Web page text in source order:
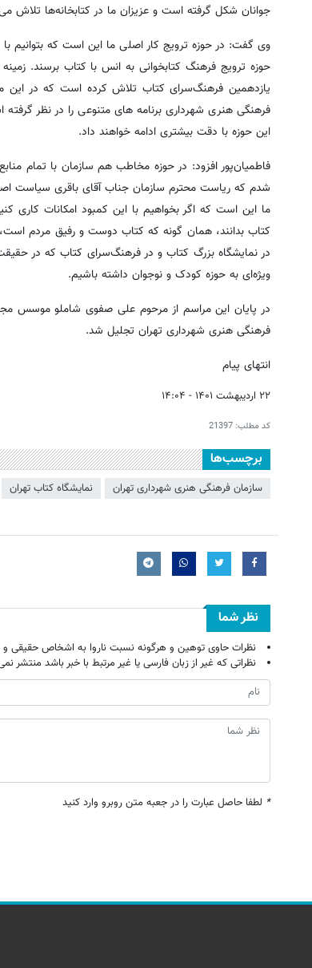
جوانان شکل گرفته است و عزیزان ما در کتابخانه‌ها تلاش
وی گفت: در حوزه ترویج کار اصلی ما این است که بتوانیم
حوزه ترویج فرهنگ کتابخوانی به انس با کتاب برسند.
یازدهمین فرهنگ‌سرای کتاب تلاش کرده است که در این
فرهنگی هنری شهرداری برنامه های متنوعی را در نظر
این حوزه با دقت بیشتری ادامه خواهند داد.
فاطمیان‌پور افزود: در حوزه مخاطب هم سازمان با تمام
شدم که ریاست محترم سازمان جناب آقای باقری سیاست
ما این است که اگر بخواهیم با این کمبود امکانات کاری
کتاب بدانند، همان گونه که کتاب دوست و رفیق مردم
در نمایشگاه بزرگ کتاب و در فرهنگ‌سرای کتاب که در
ویژه‌ای به حوزه کودک و نوجوان داشته باشیم.
در پایان این مراسم از مرحوم علی صفوی شاملو موسس
فرهنگی هنری شهرداری تهران تجلیل شد.
انتهای پیام
۲۲ اردیبهشت ۱۴۰۱ - ۱۴:۰۴
کد مطلب: 21397
برچسب‌ها
سازمان فرهنگی هنری شهرداری تهران نمایشگاه کتاب تهران
نظر شما
نظرات حاوی توهین و هرگونه نسبت ناروا به اشخاص حقیقی
نظراتی که غیر از زبان فارسی یا غیر مرتبط با خبر باشد منتشر
* لطفا حاصل عبارت را در جعبه متن روبرو وارد کنید